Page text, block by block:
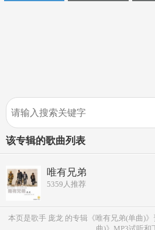
该专辑的歌曲列表
唯有兄弟
5359 人推荐
本页是歌手 庞龙 的专辑《唯有兄弟(单曲)